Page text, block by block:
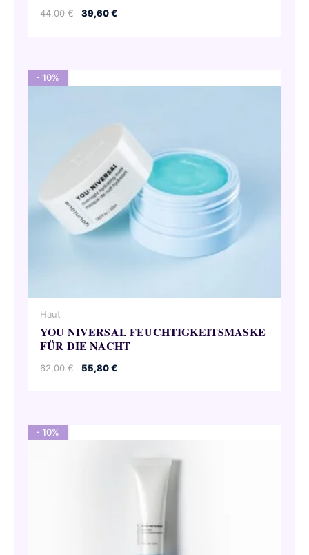
44,00€
Ursprünglicher
39,60€Aktueller
- 10%
Haut
YOU NIVERSAL FEUCHTIGKEITSMASKE
FÜR DIE NACHT
62,00€
Ursprünglicher
55,80€Aktueller
- 10%